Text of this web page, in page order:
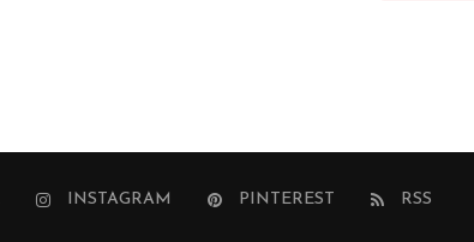
INSTAGRAM PINTEREST RSS